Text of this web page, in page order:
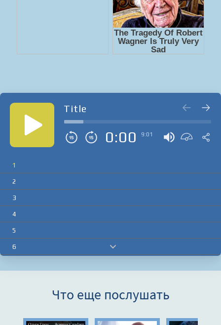
Title
0:00 9:01
1
2
3
4
5
6
Что еще послушать